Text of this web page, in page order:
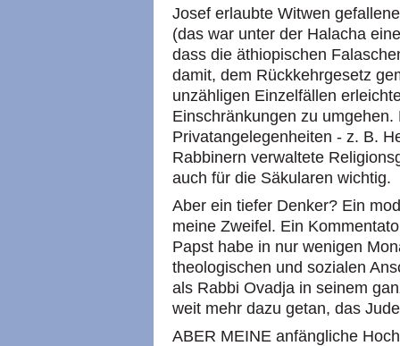
Josef erlaubte Witwen
(das war unter der Halacha
dass die äthiopischen
damit, dem Rückkehrgesetz
unzähligen Einzelfällen
Einschränkungen zu umgehen.
Privatangelegenheiten - z. B.
Rabbinern verwaltete
auch für die Säkularen wichtig.
Aber ein tiefer Denker? Ein
meine Zweifel. Ein
Papst habe in nur wenigen
theologischen und sozialen
als Rabbi Ovadja in seinem
weit mehr dazu getan, das
ABER MEINE anfängliche